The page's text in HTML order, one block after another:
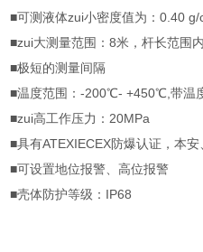
■可测液体zui小密度值为：0.40 g/
■zui大测量范围：8米，杆长范围
■极短的测量间隔
■温度范围：-200℃- +450℃,带温
■zui高工作压力：20MPa
■具有ATEXIECEX防爆认证，本安
■可设置地位报警、高位报警
■壳体防护等级：IP68